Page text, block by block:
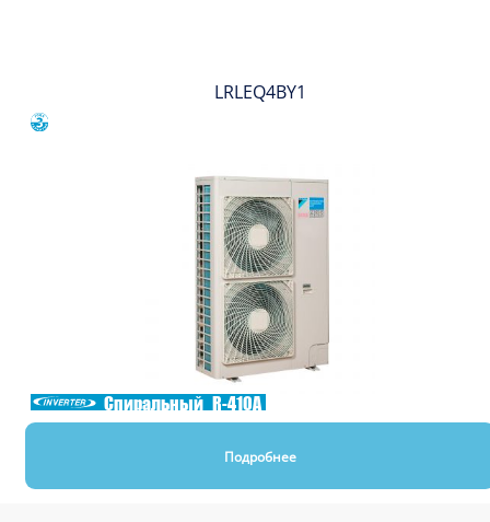
LRLEQ4BY1
Спиральный R-410A
Подробнее